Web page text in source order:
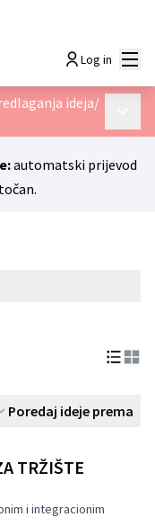
Choisir la langue
Log in
ideja/
automatski prijevod
Poredaj ideje prema
TRŽIŠTE
i integracionim